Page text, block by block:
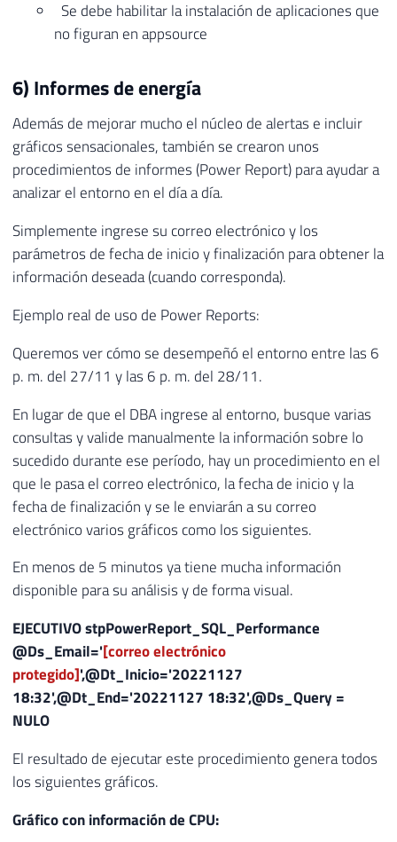
Se debe habilitar la instalación de aplicaciones que
no figuran en appsource
6) Informes de energía
Además de mejorar mucho el núcleo de alertas e incluir
gráficos sensacionales, también se crearon unos
procedimientos de informes (Power Report) para ayudar a
analizar el entorno en el día a día.
Simplemente ingrese su correo electrónico y los
parámetros de fecha de inicio y finalización para obtener la
información deseada (cuando corresponda).
Ejemplo real de uso de Power Reports:
Queremos ver cómo se desempeñó el entorno entre las 6
p. m. del 27/11 y las 6 p. m. del 28/11.
En lugar de que el DBA ingrese al entorno, busque varias
consultas y valide manualmente la información sobre lo
sucedido durante ese período, hay un procedimiento en el
que le pasa el correo electrónico, la fecha de inicio y la
fecha de finalización y se le enviarán a su correo
electrónico varios gráficos como los siguientes.
En menos de 5 minutos ya tiene mucha información
disponible para su análisis y de forma visual.
EJECUTIVOstpPowerReport_SQL_Performance
@Ds_Email='[correo electrónico
protegido]',@Dt_Inicio='20221127
18:32',@Dt_End='20221127 18:32',@Ds_Query =
NULO
El resultado de ejecutar este procedimiento genera todos
los siguientes gráficos.
Gráfico con información de CPU: